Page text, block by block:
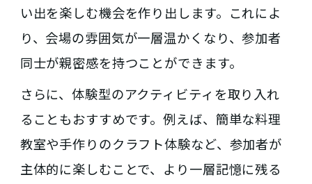
い出を楽しむ機会を作り出します。これによ
り、会場の雰囲気が一層温かくなり、参加者
同士が親密感を持つことができます。
さらに、体験型のアクティビティを取り入れ
ることもおすすめです。例えば、簡単な料理
教室や手作りのクラフト体験など、参加者が
主体的に楽しむことで、より一層記憶に残る